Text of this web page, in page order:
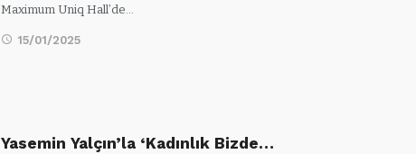
Maximum Uniq Hall’de…
15/01/2025
Yasemin Yalçın’la ‘Kadınlık Bizde…